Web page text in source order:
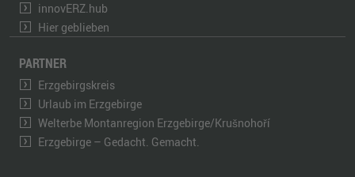
innovERZ.hub
Hier geblieben
PARTNER
Erzgebirgskreis
Urlaub im Erzgebirge
Welterbe Montanregion Erzgebirge/Krušnohoří
Erzgebirge – Gedacht. Gemacht.